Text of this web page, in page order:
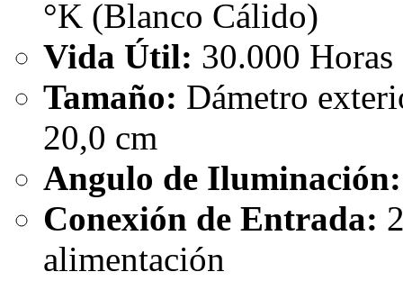
°K (Blanco Cálido)
Vida Útil: 30.000 Horas
Tamaño: Dámetro
20,0 cm
Angulo de Iluminación:
Conexión de Entrada:
alimentación